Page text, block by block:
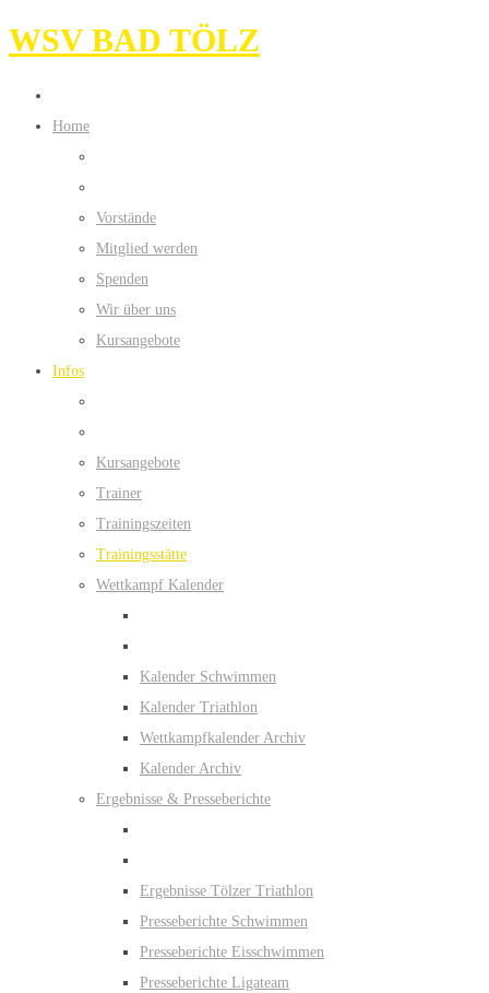
WSV BAD TÖLZ
Home
Vorstände
Mitglied werden
Spenden
Wir über uns
Kursangebote
Infos
Kursangebote
Trainer
Trainingszeiten
Trainingsstätte
Wettkampf Kalender
Kalender Schwimmen
Kalender Triathlon
Wettkampfkalender Archiv
Kalender Archiv
Ergebnisse & Presseberichte
Ergebnisse Tölzer Triathlon
Presseberichte Schwimmen
Presseberichte Eisschwimmen
Presseberichte Ligateam